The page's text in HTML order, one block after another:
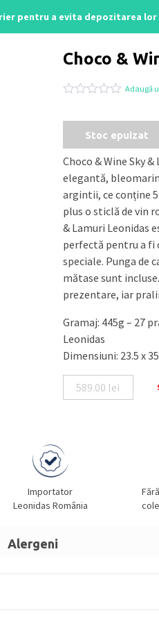
pentru a evita depozitarea lor
Choco &
5
pe
a
evaluări
la
clienți
Adaugă
Stoc epuizat
Choco & Wine Sky
elegantă,
argintii, ce conține
plus o sticlă de vin
& Lamuri Leonidas
perfectă pentru a fi
speciale. Punga de
mătase sunt
prezentare, iar
Gramaj: 445g – 27
Leonidas
Dimensiuni: 23.5 x
589.00 lei
Importator
Leonidas România
Alergeni